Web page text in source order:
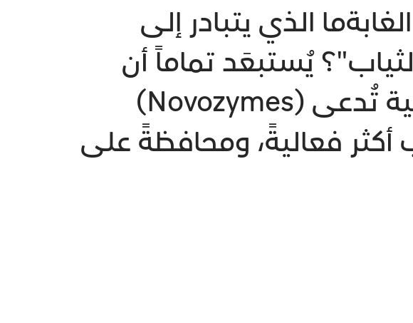
الذي يتبادر إلى
يُستبعَد تماماً أن
يخطر الفطر على بالك. لكن شركة دنماركية تُدعى (Novozymes)
فعاليةً، ومحافظةً على